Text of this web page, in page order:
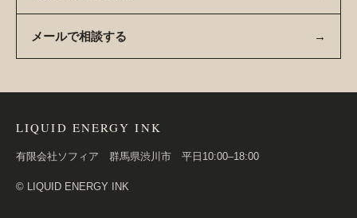
メールで相談する →
LIQUID ENERGY INK
有限会社ソフィア 群馬県渋川市 平日10:00–18:00
© LIQUID ENERGY INK